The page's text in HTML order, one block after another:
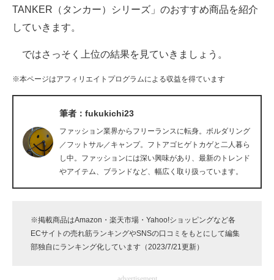
企業ITのトレンドを詳説
経営リーダーのコミュニティ
マーケ×ITの今がよく分かる
ITエンジニア向け専門サイト
企業向けIT製品の総合サイト
IT製品の技術・比較・事例
製造業のIT導入・活用を支援
エレクトロニクス専門サイト
TANKER（タンカー）シリーズ」のおすすめ商品を紹介
していきます。
ではさっそく上位の結果を見ていきましょう。
※本ページはアフィリエイトプログラムによる収益を得ています
筆者：fukukichi23
ファッション業界からフリーランスに転身。ボルダリング
／フットサル／キャンプ。フトアゴヒゲトカゲと二人暮ら
し中。ファッションには深い興味があり、最新のトレンド
やアイテム、ブランドなど、幅広く取り扱っています。
※掲載商品はAmazon・楽天市場・Yahoo!ショッピングなど各
ECサイトの売れ筋ランキングやSNSの口コミをもとにして編集
部独自にランキング化しています（2023/7/21更新）